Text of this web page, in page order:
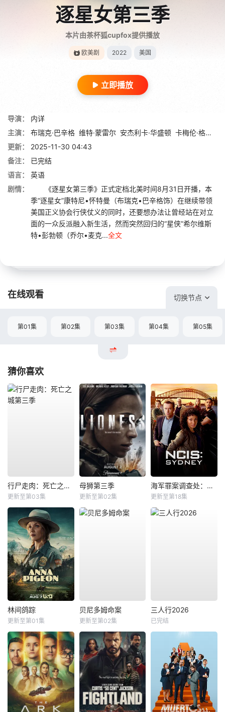
逐星女第三季
本片由茶杯狐cupfox提供播放
欧美剧 2022 美国
立即播放
导演：
内详
主演：
布瑞克·巴辛格 维特·蒙雷尔 安杰利卡·华盛顿 卡梅伦·格尔曼
更新：
2025-11-30 04:43
备注：
已完结
语言：
英语
剧情：
《逐星女第三季》正式定档北美时间8月31日开播，本
季“逐星女”康特尼•怀特曼（布瑞克•巴辛格饰）在继续带领
美国正义协会行侠仗义的同时，还要想办法让曾经站在对立
面的一众反派融入新生活，然而突然回归的“星侠”希尔维斯
特•彭勃顿（乔尔•麦克...全文
在线观看 切换节点
第01集 第02集 第03集 第04集 第05集
猜你喜欢
行尸走肉：死亡之城第三季
更新至第03集
母狮第三季
更新至第02集
海军罪案调查处：悉尼第三季
更新至第18集
林间鸽踪
更新至第01集
贝尼多姆命案
更新至第02集
三人行2026
已完结